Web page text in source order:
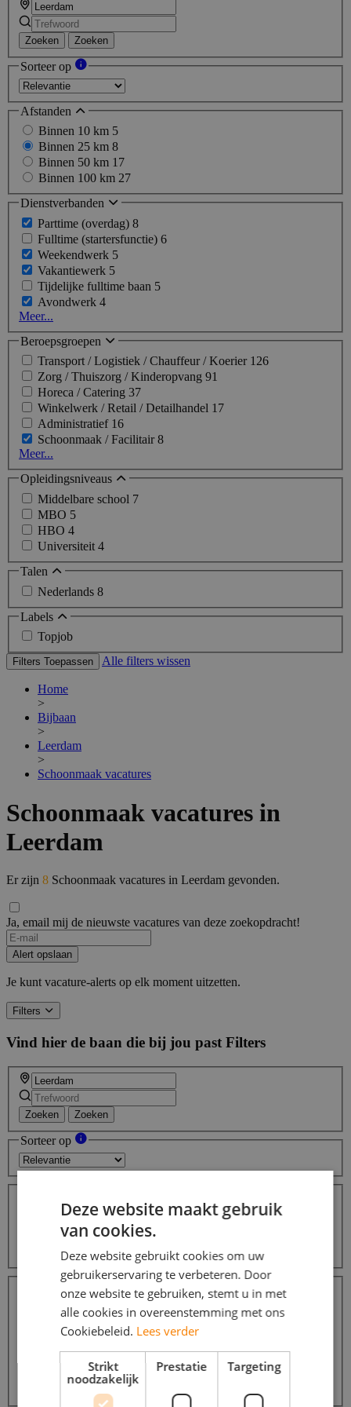
Zoeken Zoeken
Sorteer op
Afstanden
Binnen 10 km 5
Binnen 25 km 8
Binnen 50 km 17
Binnen 100 km 27
Dienstverbanden
Parttime (overdag) 8
Fulltime (startersfunctie) 6
Weekendwerk 5
Vakantiewerk 5
Tijdelijke fulltime baan 5
Avondwerk 4
Meer...
Beroepsgroepen
Transport / Logistiek / Chauffeur / Koerier 126
Zorg / Thuiszorg / Kinderopvang 91
Horeca / Catering 37
Winkelwerk / Retail / Detailhandel 17
Administratief 16
Schoonmaak / Facilitair8
Meer...
Opleidingsniveaus
Middelbare school 7
MBO 5
HBO 4
Universiteit 4
Talen
Nederlands 8
Labels
Topjob
Filters Toepassen Alle filters wissen
Home
>
Bijbaan
>
Leerdam
>
Schoonmaak vacatures
Schoonmaak vacatures in
Leerdam
Er zijn 8 Schoonmaak vacatures in Leerdam gevonden.
Ja, email mij de nieuwste vacatures van deze zoekopdracht!
Alert opslaan
Je kunt vacature-alerts op elk moment uitzetten.
Filters
Vind hier de baan die bij jou past Filters
Zoeken Zoeken
Sorteer op
Binnen 10 km5
Binnen 50 km17
Binnen 100 km27
Dienstverbanden
Parttime (overdag) 8
Fulltime (startersfunctie)6
Weekendwerk5
Tijdelijke fulltime baan
5
Avondwerk4
Deze website maakt gebruik
van cookies.
Deze website gebruikt cookies om uw
gebruikerservaring te verbeteren. Door
onze website te gebruiken, stemt u in met
alle cookies in overeenstemming met ons
Cookiebeleid. Lees verder
Strikt
noodzakelijk
Prestatie Targeting